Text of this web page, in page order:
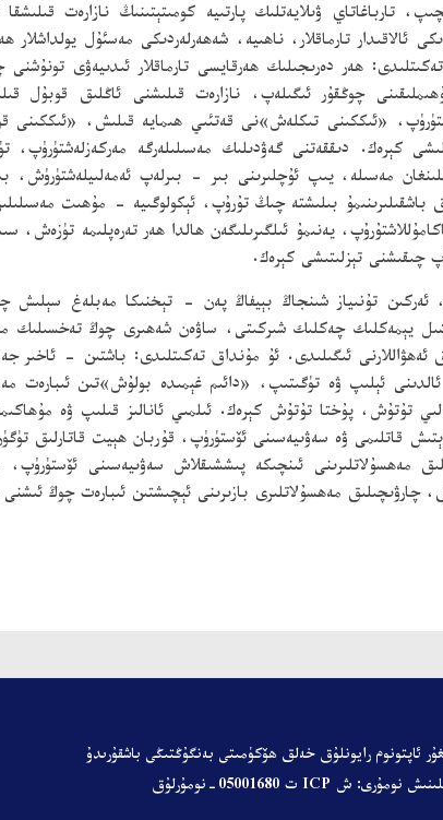
تارباغاتاي ۋىلايەتلىك پارتىيە كومىتېتىنىڭ نازارەت
ئالاقىدار تارماقلار، ناھىيە، شەھەرلەردىكى مەسئۇل يولداشلار
ھەر دەرىجىلىك ھەرقايسى تارماقلار ئىدىيەۋى
چوڭقۇر ئىگىلەپ، نازارەت قىلىشنى ئاڭلىق قوبۇل
«ئىككىنى تىكلەش»نى قەتئىي ھىمايە قىلىش، «ئىككىنى
كېرەك. دىققەتنى گەۋدىلىك مەسىلىلەرگە مەركەزلەشتۈرۈپ،
مەسىلە، يىپ ئۇچلىرىنى بىر - بىرلەپ ئەمەلىيلەشتۈرۈش،
بىلىشتە چىڭ تۇرۇپ، ئېكولوگىيە - مۇھىت
يەنىمۇ ئىلگىرىلىگەن ھالدا ھەر تەرەپلىمە
چىقىشنى تېزلىتىشى كېرەك.
ئەركىن تۇنىياز شىنجاڭ بېيفاڭ پەن - تېخنىكا مەبلەغ سېلىش
يېمەكلىك چەكلىك شىركىتى، ساۋەن شەھىرى چوڭ تەخسىلىك
ئەھۋاللارنى ئىگىلىدى. ئۇ مۇنداق تەكىتلىدى: باشتىن - ئاخىر
ئېلىپ ۋە تۈگىتىپ، «دائىم غېمىدە بولۇش»تىن ئىبارەت
تۇتۇش، پۇختا تۇتۇش كېرەك. ئىلمىي ئانالىز قىلىپ ۋە
قاتلىمى ۋە سەۋىيەسىنى ئۆستۈرۈپ، قۇربان ھېيت
مەھسۇلاتلىرىنى ئىنچىكە پىششىقلاش سەۋىيەسىنى
چارۋىچىلىق مەھسۇلاتلىرى بازىرىنى ئېچىشتىن ئىبارەت چوڭ
ئاپتونوم رايونلۇق خەلق ھۆكۈمىتى بەنگۇڭتىڭى باشقۇرىدۇ